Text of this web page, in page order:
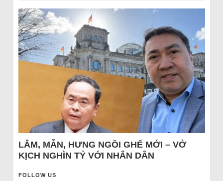
LÂM, MẪN, HƯNG NGỒI GHẾ MỚI – VỞ
KỊCH NGHÌN TỶ VỚI NHÂN DÂN
FOLLOW US